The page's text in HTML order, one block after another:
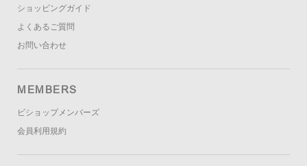
ショッピングガイド
よくあるご質問
お問い合わせ
MEMBERS
ビショップメンバーズ
会員利用規約